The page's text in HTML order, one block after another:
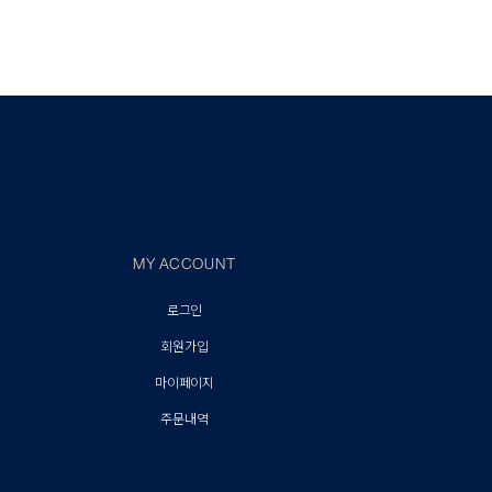
MY ACCOUNT
로그인
회원가입
마이페이지
주문내역